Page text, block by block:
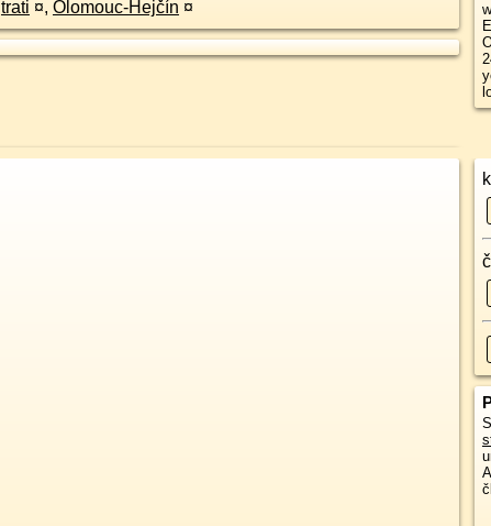
trati ¤, Olomouc-Hejčín ¤